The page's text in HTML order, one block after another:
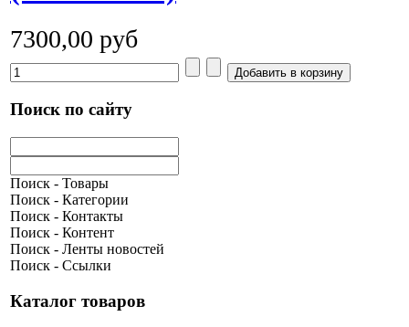
7300,00 руб
Поиск по сайту
Поиск - Товары
Поиск - Категории
Поиск - Контакты
Поиск - Контент
Поиск - Ленты новостей
Поиск - Ссылки
Каталог товаров